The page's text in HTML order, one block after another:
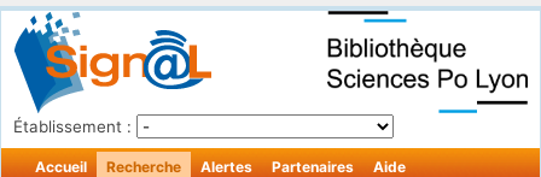
Établissement :
Accueil Recherche Alertes Partenaires Aide